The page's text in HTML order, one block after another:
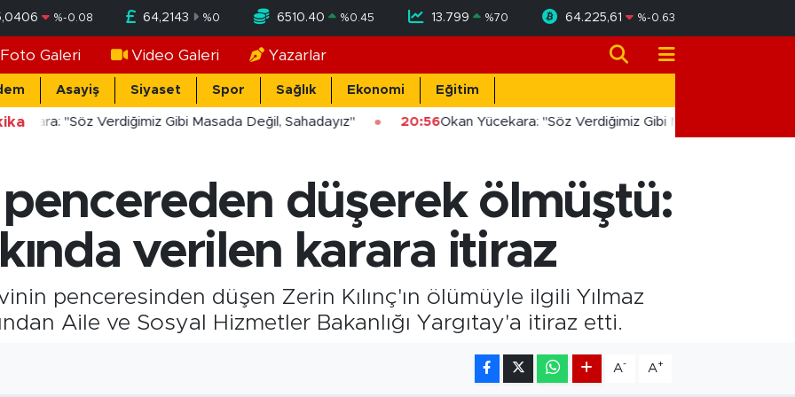
%-0.08 64,2143 %0 6510.40 %0.45 13.799 %70 64.225,61 %-0.63
Foto Galeri Video Galeri Yazarlar
Asayiş Siyaset Spor Sağlık Ekonomi Eğitim
"Söz Verdiğimiz Gibi Masada Değil, Sahadayız" 20:56Okan Yücekara: "Söz Verdiğimiz Gibi Masada Değil,
düşerek ölmüştü:
verilen karara itiraz
penceresinden düşen Zerin Kılınç'ın ölümüyle ilgili Yılmaz
Aile ve Sosyal Hizmetler Bakanlığı Yargıtay'a itiraz etti.
A- A+